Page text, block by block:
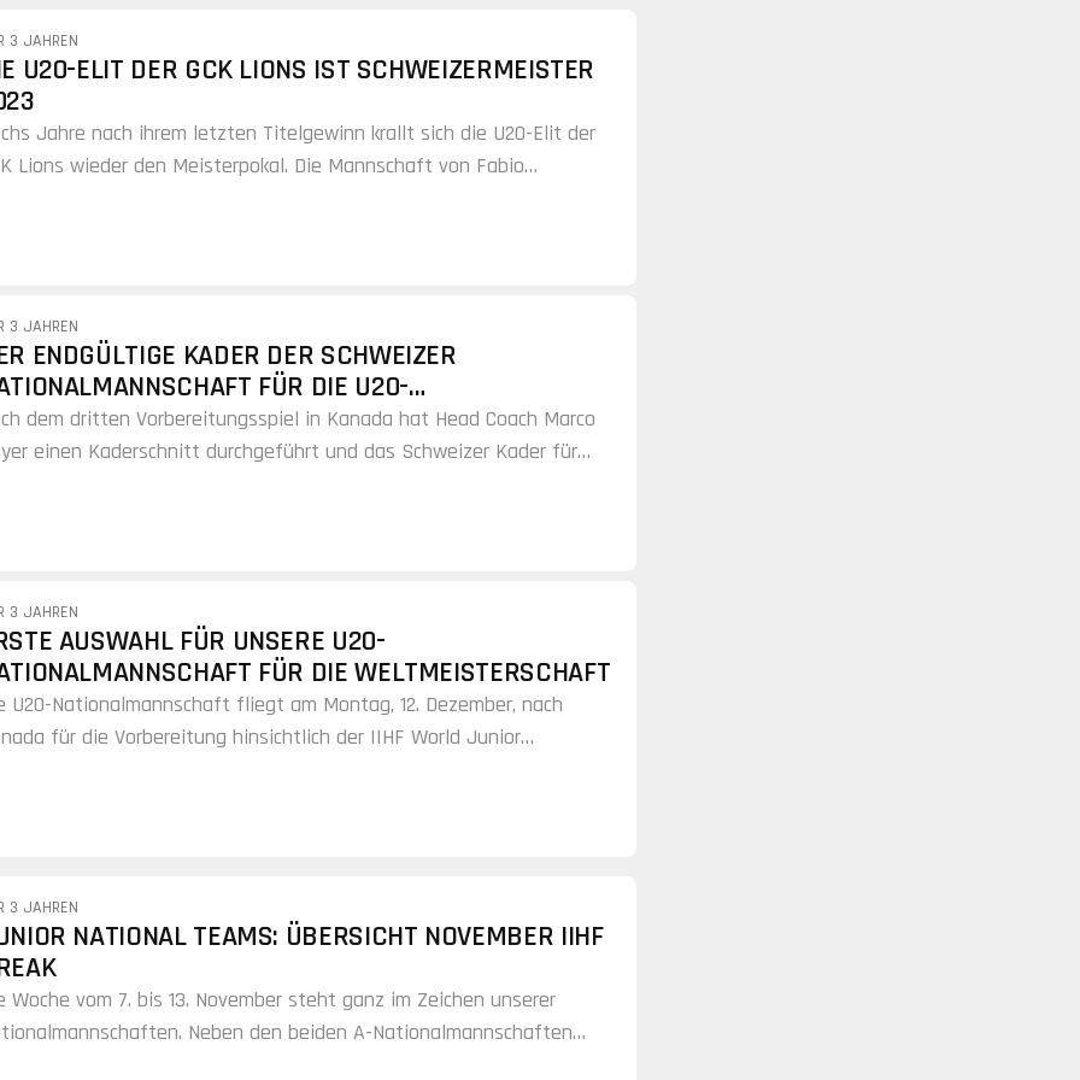
3 JAHREN
U20-ELIT DER GCK LIONS IST SCHWEIZERMEISTER
Jahre nach ihrem letzten Titelgewinn krallt sich die U20-Elit der
Lions wieder den Meisterpokal. Die Mannschaft von Fabio
3 JAHREN
ENDGÜLTIGE KADER DER SCHWEIZER
FÜR DIE U20-
dem dritten Vorbereitungsspiel in Kanada hat Head Coach Marco
einen Kaderschnitt durchgeführt und das Schweizer Kader für
3 JAHREN
AUSWAHL FÜR UNSERE U20-
FÜR DIE WELTMEISTERSCHAFT
U20-Nationalmannschaft fliegt am Montag, 12. Dezember, nach
für die Vorbereitung hinsichtlich der IIHF World Junior
3 JAHREN
NATIONAL TEAMS: ÜBERSICHT NOVEMBER IIHF
Woche vom 7. bis 13. November steht ganz im Zeichen unserer
Neben den beiden A-Nationalmannschaften